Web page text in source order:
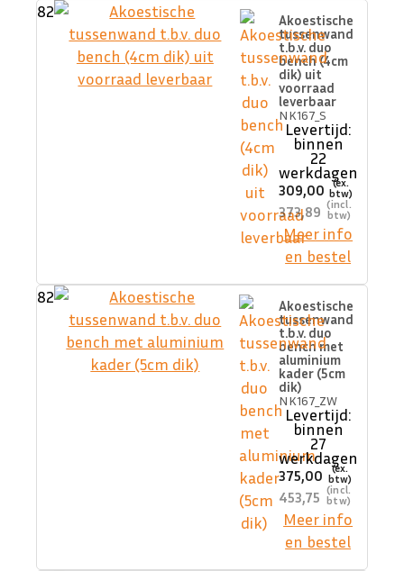
82
Akoestische
tussenwand
t.b.v. duo
bench (4cm
dik) uit
voorraad
leverbaar
NK167_S
Levertijd:
binnen
22
werkdagen
309,00
373,89
Meer info
en bestel
82
Akoestische
tussenwand
t.b.v. duo
bench met
aluminium
kader (5cm
dik)
NK167_ZW
Levertijd:
binnen
27
werkdagen
375,00
453,75
Meer info
en bestel